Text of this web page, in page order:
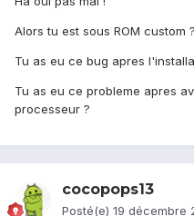
Alors tu est sous ROM custom ?
Tu as eu ce bug apres
Tu as eu ce probleme apres
processeur ?
cocopops13
Posté(e) 19 décembre